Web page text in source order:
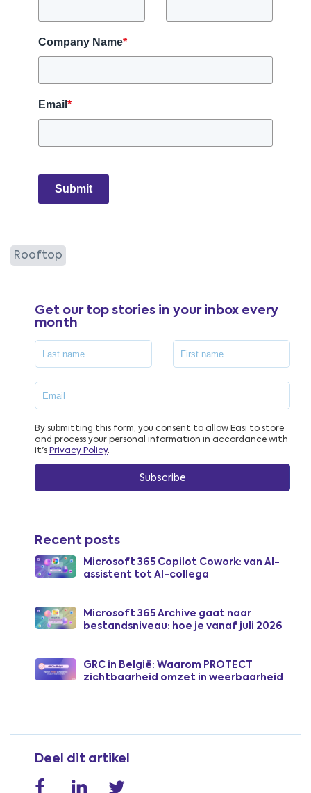
Company Name*
Email *
Submit
Rooftop
Get our top stories in your inbox every
month
By submitting this form, you consent to allow Easi to store
and process your personal information in accordance with
it's Privacy Policy.
Recent posts
Microsoft 365 Copilot Cowork: van AI-
assistent tot AI-collega
Microsoft 365 Archive gaat naar
bestandsniveau: hoe je vanaf juli 2026
GRC in België: Waarom PROTECT
zichtbaarheid omzet in weerbaarheid
Deel dit artikel